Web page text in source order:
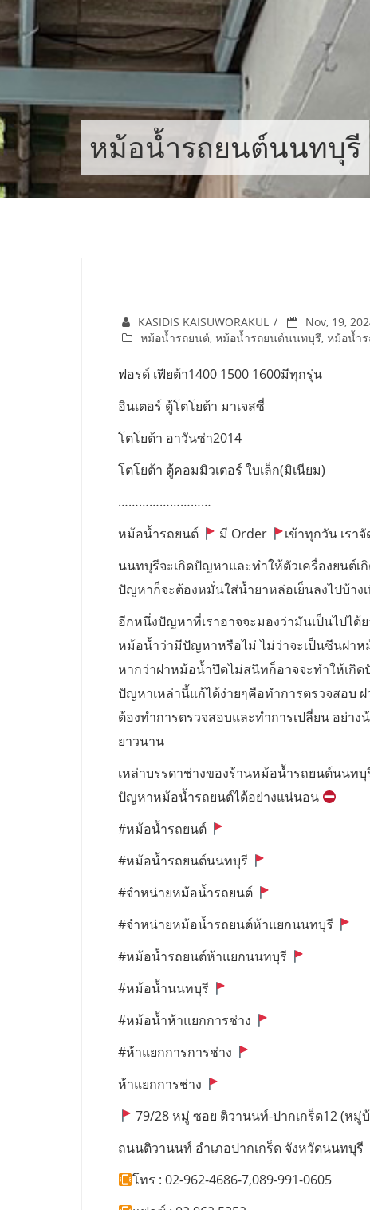
Skip
to
content
หม้อน้ำรถยนต์นนทบุรี
KASIDIS KAISUWORAKUL
Nov, 19,
หม้อน้ำรถยนต์, หม้อน้ำรถยนต์นนทบุรี, หม้อน้ำร
ฟอรด์ เฟียต้า1400 1500 1600มีทุกรุ่น
อินเตอร์ ตู้โตโยต้า มาเจสซี่
โตโยต้า อาวันซ่า2014
โตโยต้า ตู้คอมมิวเตอร์ ใบเล็ก(มิเนียม)
………………………
หม้อน้ำรถยนต์
มี Order
เข้าทุกวัน เรา
นนทบุรีจะเกิดปัญหาและทำให้ตัวเครื่องยนต์เ
ปัญหาก็จะต้องหมั่นใส่น้ำยาหล่อเย็นลงไปบ้าง
อีกหนึ่งปัญหาที่เราอาจจะมองว่ามันเป็นไปไ
หม้อน้ำว่ามีปัญหาหรือไม่ ไม่ว่าจะเป็นซีนฝาห
หากว่าฝาหม้อน้ำปิดไม่สนิทก็อาจจะทำให้เ
ปัญหาเหล่านี้แก้ได้ง่ายๆคือทำการตรวจสอบ
ต้องทำการตรวจสอบและทำการเปลี่ยน อย่า
ยาวนาน
เหล่าบรรดาช่างของร้านหม้อน้ำรถยนต์นนทบุ
ปัญหาหม้อน้ำรถยนต์ได้อย่างแน่นอน
#หม้อน้ำรถยนต์
#หม้อน้ำรถยนต์นนทบุรี
#จำหน่ายหม้อน้ำรถยนต์
#จำหน่ายหม้อน้ำรถยนต์ห้าแยกนนทบุรี
#หม้อน้ำรถยนต์ห้าแยกนนทบุรี
#หม้อน้ำนนทบุรี
#หม้อน้ำห้าแยกการช่าง
#ห้าแยกการการช่าง
ห้าแยกการช่าง
79/28 หมู่ ซอย ติวานนท์-ปากเกร็ด12 (หมู่
ถนนติวานนท์ อำเภอปากเกร็ด จังหวัดนนทบุรี
โทร : 02-962-4686-7,089-991-0605